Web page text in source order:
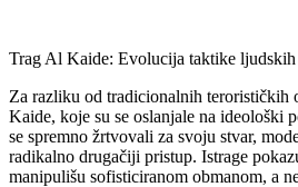
Trag Al Kaide: Evolucija taktike
Za razliku od tradicionalnih terorističkih
Kaide, koje su se oslanjale na ideološki
se spremno žrtvovali za svoju stvar,
radikalno drugačiji pristup. Istrage
manipulišu sofisticiranom obmanom, a